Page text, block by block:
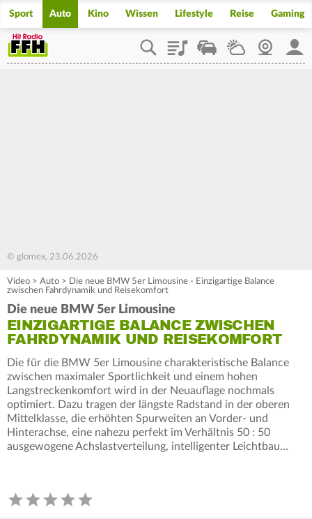
Sport Auto Kino Wissen Lifestyle Reise Gaming
PlaylistStaupilotWetterWebcam
© glomex, 23.06.2026
Video > Auto > Die neue BMW 5er Limousine - Einzigartige Balance
zwischen Fahrdynamik und Reisekomfort
Die neue BMW 5er Limousine
EINZIGARTIGE BALANCE ZWISCHEN
FAHRDYNAMIK UND REISEKOMFORT
Die für die BMW 5er Limousine charakteristische Balance
zwischen maximaler Sportlichkeit und einem hohen
Langstreckenkomfort wird in der Neuauflage nochmals
optimiert. Dazu tragen der längste Radstand in der oberen
Mittelklasse, die erhöhten Spurweiten an Vorder- und
Hinterachse, eine nahezu perfekt im Verhältnis 50 : 50
ausgewogene Achslastverteilung, intelligenter Leichtbau…